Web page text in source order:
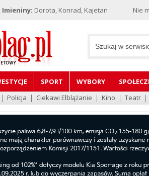
Imieniny: Dorota, Konrad, Kajetan Nie
SPORT WYBORY
Policja Ciekawi Elblążanie Kino Teatr